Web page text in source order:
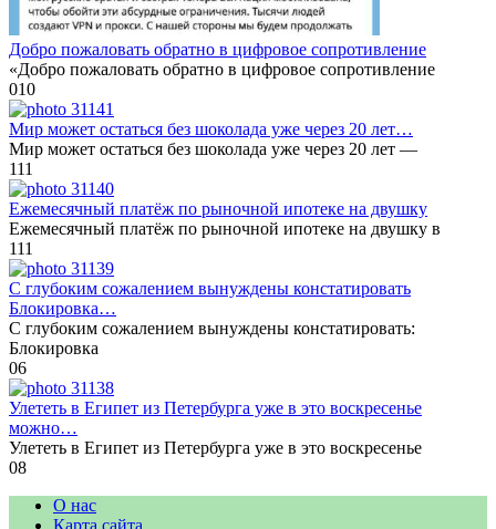
Добро пожаловать обратно в цифровое сопротивление
«Добро пожаловать обратно в цифровое сопротивление
010
Мир может остаться без шоколада уже через 20 лет…
Мир может остаться без шоколада уже через 20 лет —
111
Ежемесячный платёж по рыночной ипотеке на двушку
Ежемесячный платёж по рыночной ипотеке на двушку в
111
С глубоким сожалением вынуждены констатировать
Блокировка…
С глубоким сожалением вынуждены констатировать:
Блокировка
06
Улететь в Египет из Петербурга уже в это воскресенье
можно…
Улететь в Египет из Петербурга уже в это воскресенье
08
О нас